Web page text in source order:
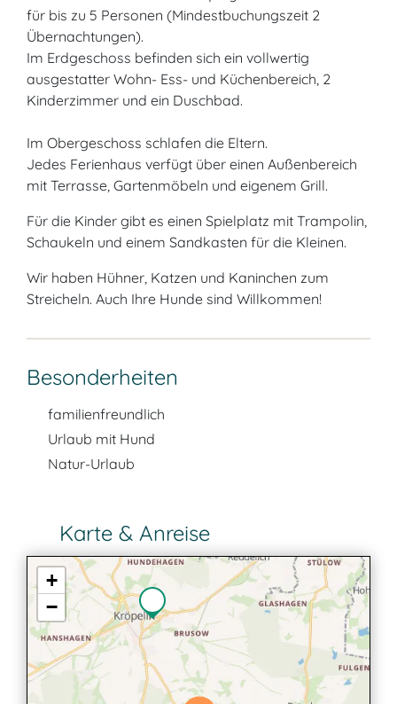
für bis zu 5 Personen (Mindestbuchungszeit 2
Übernachtungen).
Im Erdgeschoss befinden sich ein vollwertig
ausgestatter Wohn- Ess- und Küchenbereich, 2
Kinderzimmer und ein Duschbad.
Im Obergeschoss schlafen die Eltern.
Jedes Ferienhaus verfügt über einen Außenbereich
mit Terrasse, Gartenmöbeln und eigenem Grill.
Für die Kinder gibt es einen Spielplatz mit Trampolin,
Schaukeln und einem Sandkasten für die Kleinen.
Wir haben Hühner, Katzen und Kaninchen zum
Streicheln. Auch Ihre Hunde sind Willkommen!
Besonderheiten
familienfreundlich
Urlaub mit Hund
Natur-Urlaub
Karte & Anreise
+
−